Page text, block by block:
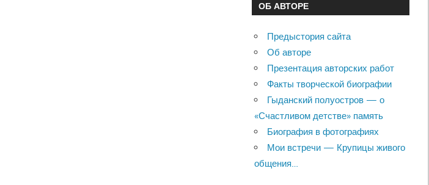
ОБ АВТОРЕ
Предыстория сайта
Об авторе
Презентация авторских работ
Факты творческой биографии
Гыданский полуостров — о
«Счастливом детстве» память
Биография в фотографиях
Мои встречи — Крупицы живого
общения…